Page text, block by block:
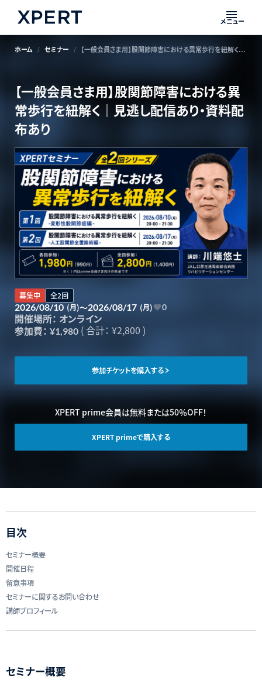
メニュー
ホーム セミナー 【一般会員さま用】股関節障害における異常歩行を紐解く｜見逃し配信あり・資料配布あり
【一般会員さま用】股関節障害における異
常歩行を紐解く｜見逃し配信あり・資料配
布あり
募集中 全2回
2026/08/10 (月)～2026/08/17 (月) 0
開催場所： オンライン
参加費： ¥1,980 (合計： ¥2,800 )
参加チケットを購入する
XPERT prime会員は無料または50％OFF！
XPERT primeで購入する
目次
セミナー概要
開催日程
留意事項
セミナーに関するお問い合わせ
講師プロフィール
セミナー概要